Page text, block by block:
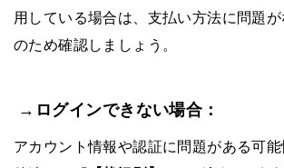
用している場合は、支払い方法に問題
のため確認しましょう。
→ログインできない場合：
アカウント情報や認証に問題がある可能